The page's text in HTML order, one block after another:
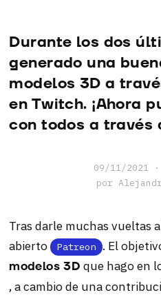
Software
Durante los dos
generado una
modelos 3D a
en Twitch. ¡Ahora
con todos a través
09/11/2021 ·
por
Tras darle muchas vueltas
abierto Patreon
. El
modelos 3D que hago en
, a cambio de una